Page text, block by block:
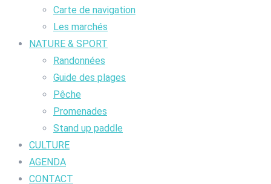
Carte de navigation
Les marchés
NATURE & SPORT
Randonnées
Guide des plages
Pêche
Promenades
Stand up paddle
CULTURE
AGENDA
CONTACT